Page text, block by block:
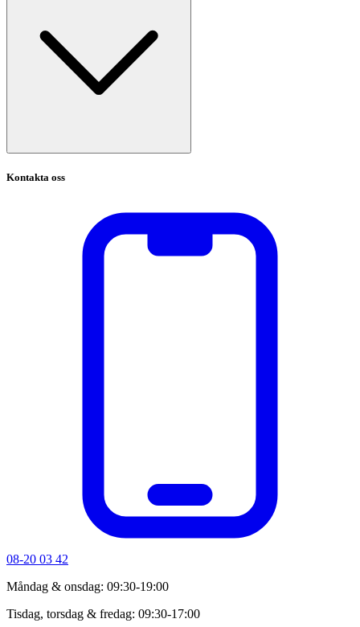
Kontakta oss
08-20 03 42
Måndag & onsdag: 09:30-19:00
Tisdag, torsdag & fredag: 09:30-17:00